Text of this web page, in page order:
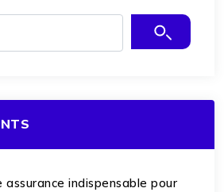
assurance indispensable pour